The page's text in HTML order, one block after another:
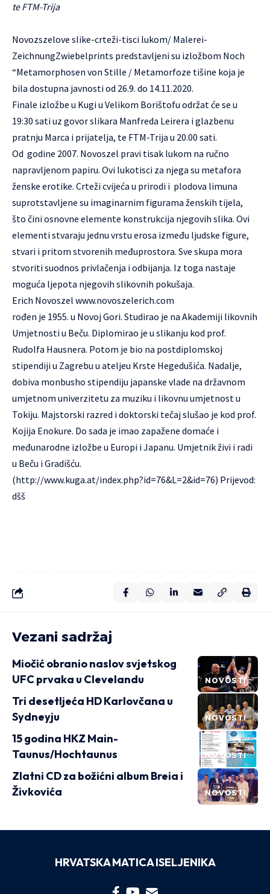
te FTM-Trija
Novozszelove slike-crteži-tisci lukom/ Malerei-
ZeichnungZwiebelprints predstavljeni su izložbom Noch
“Metamorphosen von Stille / Metamorfoze tišine koja je
bila dostupna javnosti od 26.9. do 14.11.2020.
Finale izložbe u Kugi u Velikom Borištofu održat će se u
19:30 sati uz govor slikara Manfreda Leirera i glazbenu
pratnju Marca i prijatelja, te FTM-Trija u 20.00 sati.
Od godine 2007. Novoszel pravi tisak lukom na ručno
napravljenom papiru. Ovi lukotisci za njega su metafora
ženske erotike. Crteži cvijeća u prirodi i plodova limuna
suprotstavljene su imaginarnim figurama ženskih tijela,
što čini osnovne elemente konstrukcija njegovih slika. Ovi
elementi stvaraju jednu vrstu erosa između ljudske figure,
stvari i pritom stvorenih međuprostora. Sve skupa mora
stvoriti suodnos privlačenja i odbijanja. Iz toga nastaje
moguća ljepota njegovih slikovnih pokušaja.
Erich Novoszel www.novoszelerich.com
rođen je 1955. u Novoj Gori. Studirao je na Akademiji likovnih
Umjetnosti u Beču. Diplomirao je u slikanju kod prof.
Rudolfa Hausnera. Potom je bio na postdiplomskoj
stipendiji u Zagrebu u ateljeu Krste Hegedušića. Nadalje,
dobiva monbusho stipendiju japanske vlade na državnom
umjetnom univerzitetu za muziku i likovnu umjetnost u
Tokiju. Majstorski razred i doktorski tečaj slušao je kod prof.
Kojija Enokure. Do sada je imao zapažene domaće i
međunarodne izložbe u Europi i Japanu. Umjetnik živi i radi
u Beču i Gradišću.
(http://www.kuga.at/index.php?id=76&L=2&id=76) Prijevod:
dšš
Vezani sadržaj
NOVOSTI
Miočić obranio naslov svjetskog
UFC prvaka u Clevelandu
NOVOSTI
Tri desetljeća HD Karlovčana u
Sydneyju
NOVOSTI
15 godina HKZ Main-
Taunus/Hochtaunus
NOVOSTI
Zlatni CD za božićni album Breia i
Živkovića
HRVATSKA MATICA ISELJENIKA